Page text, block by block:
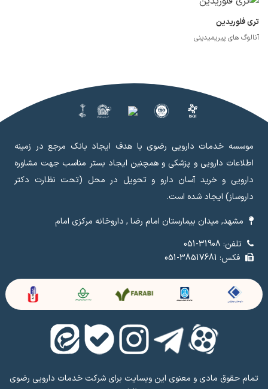
تری فلوریدین
آنالوگ های پیریمیدینی
موسسه خدمات دارویی رضوی با هدف ایجاد بانک مرجع در زمینه
اطلاعات دارویی و پزشکی و همچنین ایجاد بستر مناسب جهت مشاوره
دارویی و خرید آسان دارو و تحویل در محل (تحت نظارت دکتر
داروساز) ایجاد شده است.
مشهد, میدان بیمارستان امام رضا , داروخانه مرکزی امام
تلفن: 31908-051
فکس: 38517681-051
تمام حقوق مادی و معنوی این وبسایت برای شرکت خدمات دارویی رضوی